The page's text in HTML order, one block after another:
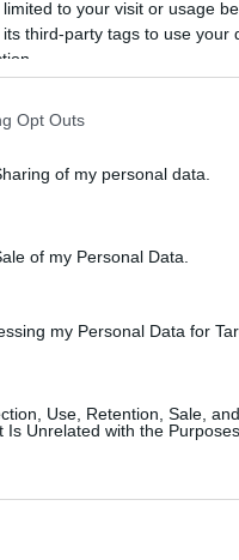
to your visit or usage
third-party tags to use your
Opt Outs
of my personal data.
of my Personal Data.
my Personal Data for
Use, Retention, Sale,
Is Unrelated with the
θάλασσας έχει
τα δυνατά ρεύματα
καλοκαίρι.
με ανακοίνωση
να διατηρείται
δίνει το στίγμα της
τον πιο θερμό Μάιο
σε όλους τους